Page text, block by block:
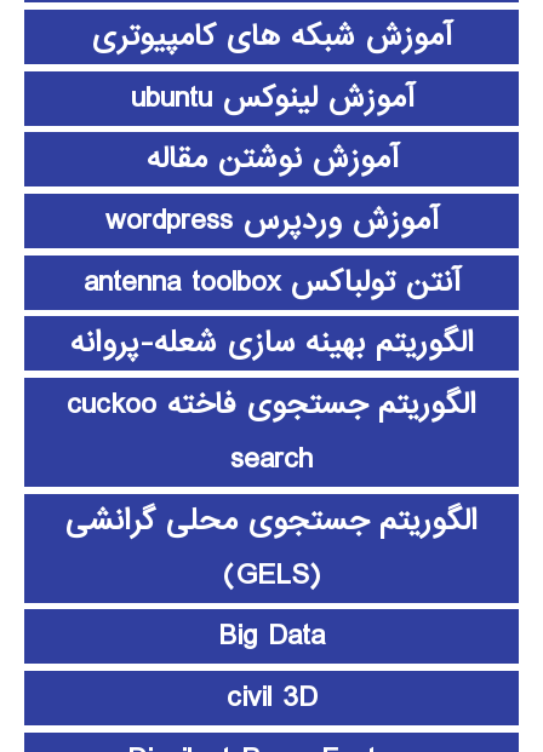
آموزش شبکه های کامپیوتری
آموزش لینوکس ubuntu
آموزش نوشتن مقاله
آموزش وردپرس wordpress
آنتن تولباکس antenna toolbox
الگوریتم بهینه سازی شعله-پروانه
الگوریتم جستجوی فاخته cuckoo
search
الگوریتم جستجوی محلی گرانشی
(GELS)
Big Data
civil 3D